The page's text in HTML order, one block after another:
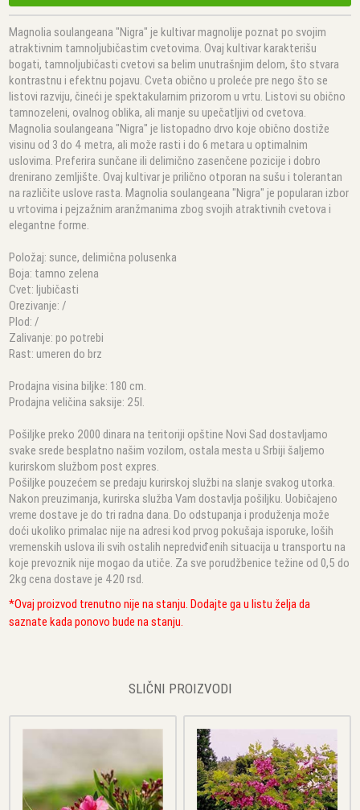
Magnolia soulangeana "Nigra" je kultivar magnolije poznat po svojim
atraktivnim tamnoljubičastim cvetovima. Ovaj kultivar karakterišu
bogati, tamnoljubičasti cvetovi sa belim unutrašnjim delom, što stvara
kontrastnu i efektnu pojavu. Cveta obično u proleće pre nego što se
listovi razviju, čineći je spektakularnim prizorom u vrtu. Listovi su obično
tamnozeleni, ovalnog oblika, ali manje su upečatljivi od cvetova.
Magnolia soulangeana "Nigra" je listopadno drvo koje obično dostiže
visinu od 3 do 4 metra, ali može rasti i do 6 metara u optimalnim
uslovima. Preferira sunčane ili delimično zasenčene pozicije i dobro
drenirano zemljište. Ovaj kultivar je prilično otporan na sušu i tolerantan
na različite uslove rasta. Magnolia soulangeana "Nigra" je popularan izbor
u vrtovima i pejzažnim aranžmanima zbog svojih atraktivnih cvetova i
elegantne forme.
Položaj: sunce, delimična polusenka
Boja: tamno zelena
Cvet: ljubičasti
Orezivanje: /
Plod: /
Zalivanje: po potrebi
Rast: umeren do brz
Prodajna visina biljke: 180 cm.
Prodajna veličina saksije: 25l.
Pošiljke preko 2000 dinara na teritoriji opštine Novi Sad dostavljamo
svake srede besplatno našim vozilom, ostala mesta u Srbiji šaljemo
kurirskom službom post expres.
Pošiljke pouzećem se predaju kurirskoj službi na slanje svakog utorka.
Nakon preuzimanja, kurirska služba Vam dostavlja pošiljku. Uobičajeno
vreme dostave je do tri radna dana. Do odstupanja i produženja može
doći ukoliko primalac nije na adresi kod prvog pokušaja isporuke, loših
vremenskih uslova ili svih ostalih nepredviđenih situacija u transportu na
koje prevoznik nije mogao da utiče. Za sve porudžbenice težine od 0,5 do
2kg cena dostave je 420 rsd.
*Ovaj proizvod trenutno nije na stanju. Dodajte ga u listu želja da
saznate kada ponovo bude na stanju.
SLIČNI PROIZVODI